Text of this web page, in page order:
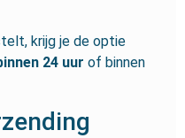
krijg je de optie
24 uur of binnen